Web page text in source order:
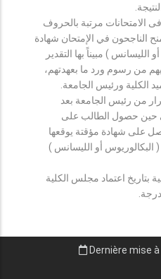
الامتحانات مرتبة بالحروف
الناجحون في الإمتحان شهادة
الليسانس ) مبيناً بها التقدير
من رسوم ورد ما بعهدتهم،
الكلية ورئيس الجامعة.
من رئيس الجامعة بعد
حين حصول الطالب على
على شهادة مؤقتة يوقعها
( البكالوريوس أو الليسانس )
بتاريخ اعتماد مجلس الكلية
Dernière mise à